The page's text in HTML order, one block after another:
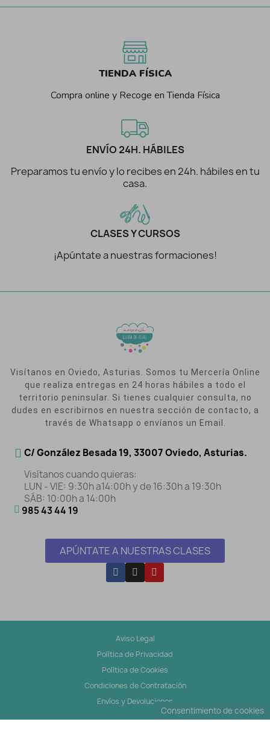
TIENDA FÍSICA
Compra online y Recoge en Tienda Física
ENVÍO 24H. HÁBILES
Preparamos tu envío y lo recibes en 24h. hábiles en tu
casa.
CLASES Y CURSOS
¡Apúntate a nuestras formaciones!
Visítanos en Oviedo, Asturias. Somos tu Mercería Online
que realiza entregas en 24 horas hábiles a todo el
territorio peninsular. Si tienes cualquier consulta, no
dudes en escribirnos en nuestra sección de contacto, a
través de Whatsapp o envíanos un Email.
C/ González Besada 19, 33007 Oviedo, Asturias.
Visítanos cuando quieras:
LUN - VIE: 9:30h a14:00h y de 16:30h a 19:30h
SÁB: 10:00h a 14:00h
985 43 44 19
APÚNTATE A NUESTRAS CLASES
Aviso Legal
Política de Privacidad
Política de Cookies
Condiciones de Contratación
Envíos y Devoluciones
Consentimiento de cookies